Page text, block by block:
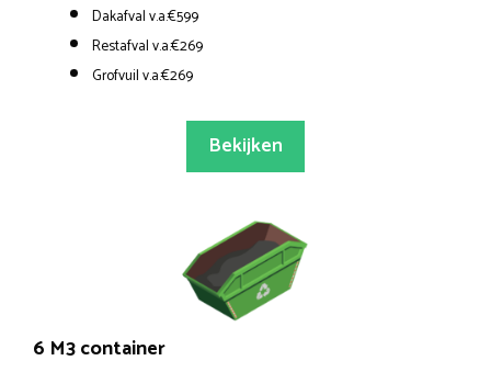
Dakafval v.a.€599
Restafval v.a.€269
Grofvuil v.a.€269
Bekijken
6 M3 container